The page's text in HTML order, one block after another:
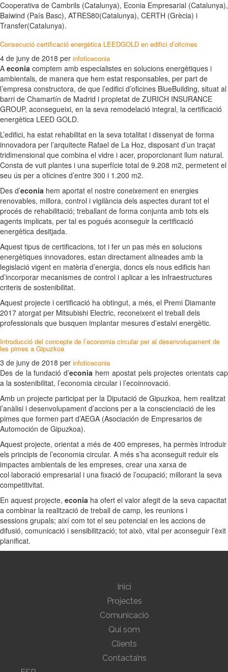
Cooperativa de Cambrils (Catalunya), Econia Empresarial (Catalunya),
Baiwind (País Basc), ATRES80(Catalunya), CERTH (Grècia) i
Transfer(Catalunya).
Consecució certificació energètica LEEDGOLD en edifici d’oficines
4 de juny de 2018 per infoticeconia
A econia comptem amb especialistes en solucions energètiques i
ambientals, de manera que hem estat responsables, per part de
l’empresa constructora, de que l’edifici d’oficines BlueBuilding, situat al
barri de Chamartín de Madrid i propietat de ZURICH INSURANCE
GROUP, aconsegueixi, en la seva remodelació integral, la certificació
energètica LEED GOLD.
L’edifici, ha estat rehabilitat en la seva totalitat i dissenyat de forma
innovadora per l’arquitecte Rafael de La Hoz, disposant d’un traçat
tridimensional que combina el vidre i acer, proporcionant llum natural.
Consta de vuit plantes i una superfície total de 9.208 m2, permetent el
seu ús per a oficines d’entre 300 i 1.200 m2.
Des d’econia hem aportat el nostre coneixement en energies
renovables, millora, control i vigilància dels aspectes durant tot el
procés de rehabilitació; treballant de forma conjunta amb tots els
agents implicats, per tal es pogués aconseguir la certificació
energètica desitjada.
Aquest tipus de certificacions, tot i fer un pas més en solucions
energètiques innovadores, estan directament alineades amb la
legislació vigent en matèria d’energia, doncs els nous edificis han
d’incorporar mecanismes de control i aplicar a les infraestructures
criteris de sostenibilitat.
Aquest projecte i certificació ha obtingut, a més, el Premi Diamante
2017 atorgat per Mitsubishi Electric, reconeixent el treball dels
professionals que busquen implantar mesures d’estalvi energètic.
Introducció del concepte de l’economia circular per al desenvolupament de
les pimes a Gipuzkoa
3 de juny de 2018 per infoticeconia
Des de la fundació d’econia hem apostat pels projectes orientats cap
a la sostenibilitat, l’economia circular i l’ecoinnovació.
Amb un projecte participat per la Diputació de Gipuzkoa, hem realitzat
l’anàlisi i desenvolupament d’accions per a la conscienciació de les
pimes que formen part d’AEGA (Asociación de Empresarios de
Automoción de Gipuzkoa).
Aquest projecte, orientat a més de 400 empreses, ha permès introduir
els principis de l’economia circular. A més s’ha aconseguit reduir els
impactes ambientals de les empreses, crear una xarxa de
col·laboració empresarial i una fixació de l’ocupació; millorant la seva
competitivitat.
En aquest projecte, econia ha ofert el valor afegit de la seva capacitat
a combinar la realització de treball de camp, les reunions i
sessions grupals; així com tot el seu potencial en les accions de
difusió, comunicació i sensibilització; tot això, vital per aconseguir l’èxit
planificat.
Inici
Projectes
Comunicació
Qui som
Clients
Contacta’ns